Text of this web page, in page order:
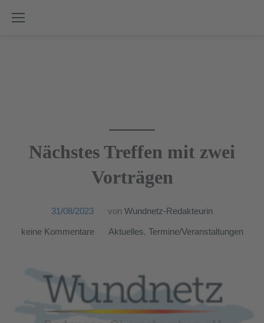
Nächstes Treffen mit zwei
Vorträgen
31/08/2023 von Wundnetz-Redakteurin
keine Kommentare Aktuelles, Termine/Veranstaltungen